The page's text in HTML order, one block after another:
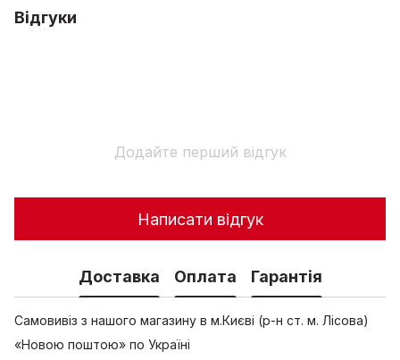
Відгуки
Додайте перший відгук
Написати відгук
Доставка Оплата Гарантія
Самовивіз з нашого магазину в м.Києві (р-н ст. м. Лісова)
«Новою поштою» по Україні